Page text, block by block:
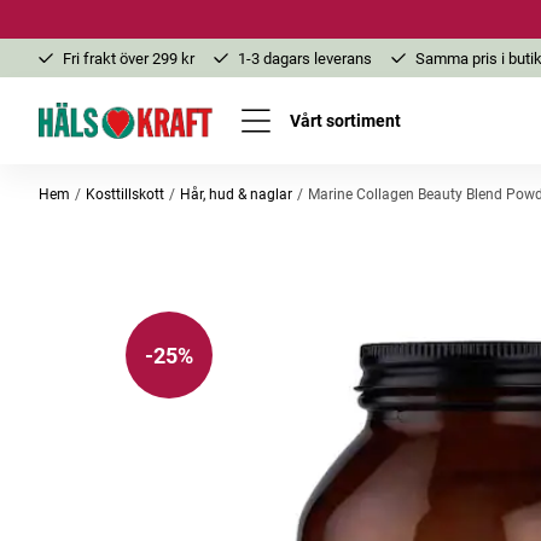
Fri frakt över 299 kr 1-3 dagars leverans Samma pris i
Vårt sortiment
Hem Kosttillskott Hår, hud & naglar Marine Collagen Beauty Blend
Bästsäljare -25%
-25%